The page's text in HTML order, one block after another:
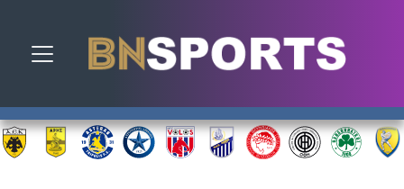
Toggle navigation